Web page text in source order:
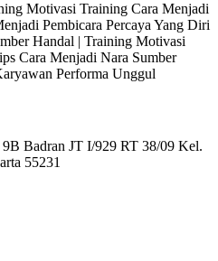
Motivasi Training Cara Menjadi
Pembicara Percaya Yang Diri
Handal | Training Motivasi
Cara Menjadi Nara Sumber
Performa Unggul
Badran JT I/929 RT 38/09 Kel.
55231